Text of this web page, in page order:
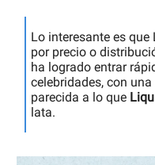
Lo interesante es
por precio o
ha logrado entrar
celebridades, con
parecida a lo que
lata.